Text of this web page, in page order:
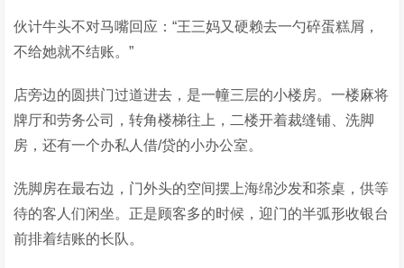
伙计牛头不对马嘴回应：“王三妈又硬赖去一勺碎蛋糕屑，
不给她就不结账。”
店旁边的圆拱门过道进去，是一幢三层的小楼房。一楼麻将
牌厅和劳务公司，转角楼梯往上，二楼开着裁缝铺、洗脚
房，还有一个办私人借/贷的小办公室。
洗脚房在最右边，门外头的空间摆上海绵沙发和茶桌，供等
待的客人们闲坐。正是顾客多的时候，迎门的半弧形收银台
前排着结账的长队。